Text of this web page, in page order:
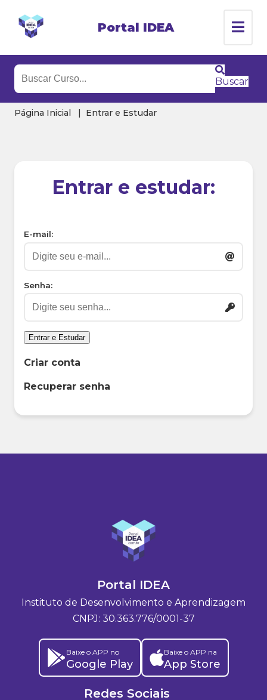
Portal IDEA
Buscar
Página Inicial Entrar e Estudar
Entrar e estudar:
E-mail:
Senha:
Entrar e Estudar
Criar conta
Recuperar senha
Portal IDEA
Instituto de Desenvolvimento e Aprendizagem
CNPJ: 30.363.776/0001-37
Baixe o APP no
Google Play
Baixe o APP na
App Store
Redes Sociais